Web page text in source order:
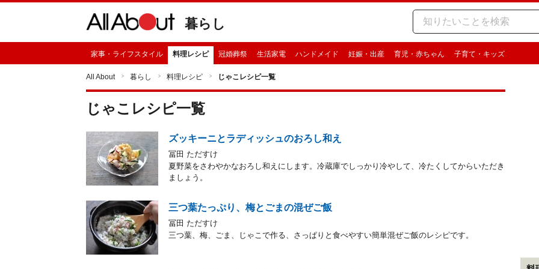
暮らし
家事・ライフスタイル 料理レシピ 冠婚葬祭 生活家電 ハンドメイド 妊娠・出産 育児・赤ちゃん 子育て・キッズ
All About 暮らし 料理レシピ じゃこレシピ一覧
じゃこ レシピ一覧
ズッキーニとラディッシュのおろし和え
冨田 ただすけ
夏野菜をさわやかなおろし和えにします。冷蔵庫でしっかり冷やして、冷たくしてからいただき
ましょう。
三つ葉たっぷり、梅とごまの混ぜご飯
冨田 ただすけ
三つ葉、梅、ごま、じゃこで作る、さっぱりと食べやすい簡単混ぜご飯のレシピです。